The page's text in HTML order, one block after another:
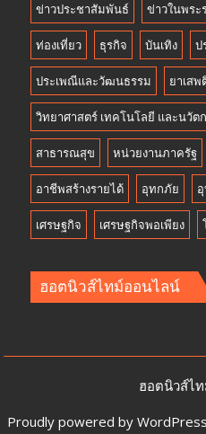
ข่าวประชาสัมพันธ์ ข่าวในพระ
ท่องเที่ยว ธุรกิจ บันเทิง ป
ประเพณีและวัฒนธรรม ยาเสพ
วิทยาศาสตร์ เทคโนโลยี และนวัต
สาธารณสุข หน่วยงานภาครัฐ
อาชีพสร้างรายได้ อุทกภัย
เศรษฐกิจ เศรษฐกิจพอเพียง
ฮอตนิวส์ไทม์ออนไลน์
ฮอตนิวส์ไ
Proudly powered by WordPress